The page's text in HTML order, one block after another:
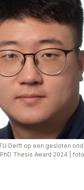
Delft op een gesloten
Thesis Award 2024